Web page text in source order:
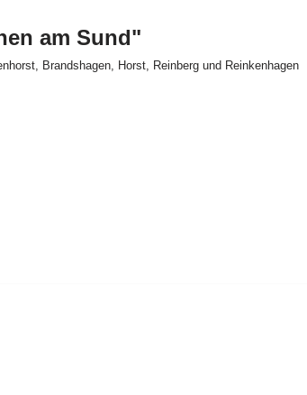
am Sund"
Brandshagen, Horst, Reinberg und Reinkenhagen